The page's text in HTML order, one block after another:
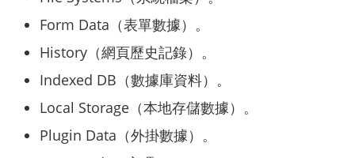
Form Data（表單數據）。
History（網頁歷史記錄）。
Indexed DB（數據庫資料）。
Local Storage（本地存儲數據）。
Plugin Data（外掛數據）。